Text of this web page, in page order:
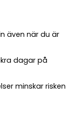
även när du är
dagar på
minskar risken